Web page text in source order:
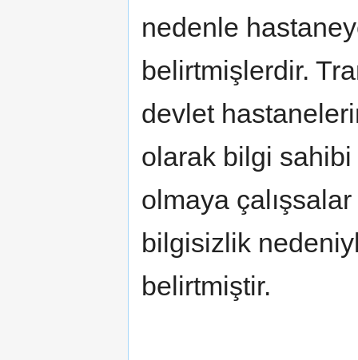
nedenle
belirtmişlerdir.
devlet
olarak bilgi sahibi
olmaya
bilgisizlik
belirtmiştir.